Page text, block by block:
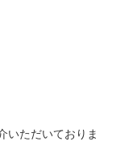
いただいておりま